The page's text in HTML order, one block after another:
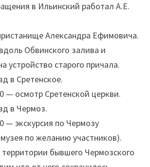
в Ильинский работал А.Е.
Александра Ефимовича.
Обвинского залива и
устройство старого причала.
в Сретенское.
— осмотр Сретенской церкви.
в Чермоз.
— экскурсия по Чермозу
по желанию участников).
бывшего Чермозского